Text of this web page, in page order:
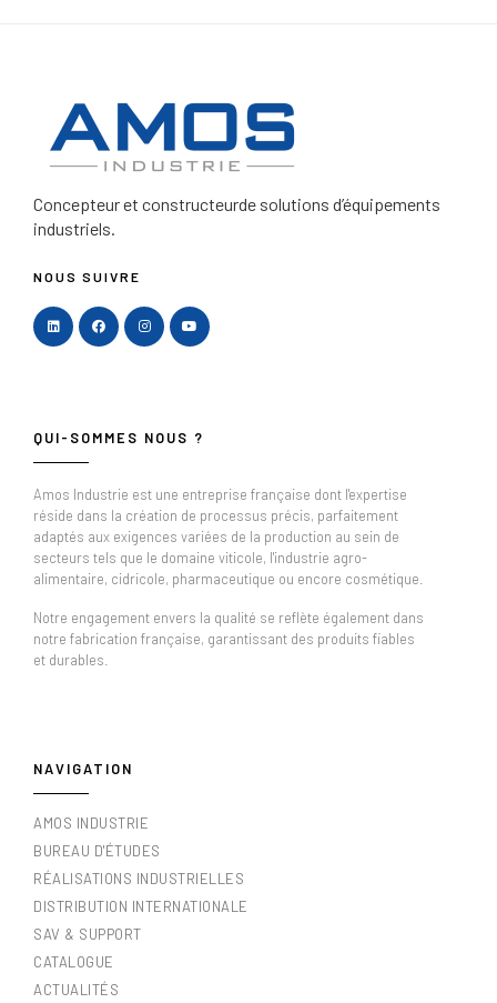
Concepteur et constructeurde solutions d’équipements
industriels.
NOUS SUIVRE
QUI-SOMMES NOUS ?
Amos Industrie est une entreprise française dont l'expertise
réside dans la création de processus précis, parfaitement
adaptés aux exigences variées de la production au sein de
secteurs tels que le domaine viticole, l'industrie agro-
alimentaire, cidricole, pharmaceutique ou encore cosmétique.
Notre engagement envers la qualité se reflète également dans
notre fabrication française, garantissant des produits fiables
et durables.
NAVIGATION
AMOS INDUSTRIE
BUREAU D'ÉTUDES
RÉALISATIONS INDUSTRIELLES
DISTRIBUTION INTERNATIONALE
SAV & SUPPORT
CATALOGUE
ACTUALITÉS